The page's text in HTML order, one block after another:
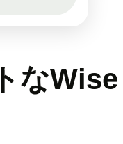
なWise